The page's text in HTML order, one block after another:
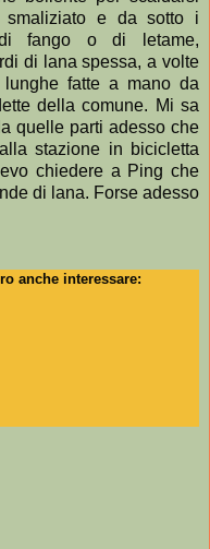
smaliziato e da sotto i
di fango o di letame,
di lana spessa, a volte
fatte a mano da
della comune. Mi sa
quelle parti adesso che
stazione in bicicletta
chiedere a Ping che
di lana. Forse adesso
anche interessare: